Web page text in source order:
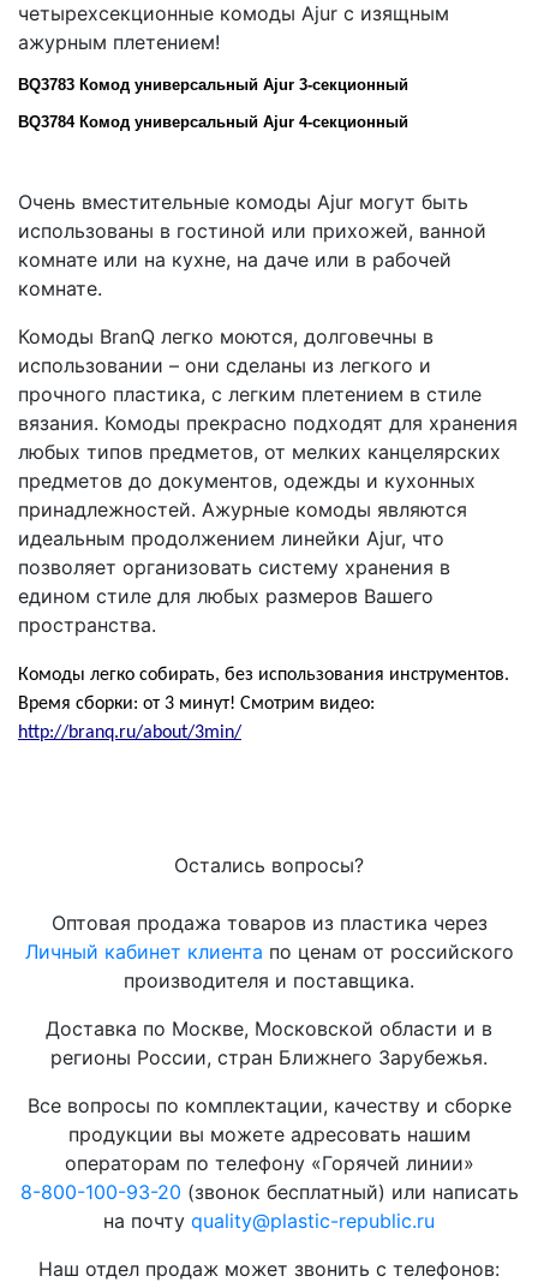
четырехсекционные комоды Ajur с изящным
ажурным плетением!
BQ3783 Комод универсальный Ajur 3-секционный
BQ3784 Комод универсальный Ajur 4-секционный
Очень вместительные комоды Ajur могут быть
использованы в гостиной или прихожей, ванной
комнате или на кухне, на даче или в рабочей
комнате.
Комоды BranQ легко моются, долговечны в
использовании – они сделаны из легкого и
прочного пластика, с легким плетением в стиле
вязания. Комоды прекрасно подходят для хранения
любых типов предметов, от мелких канцелярских
предметов до документов, одежды и кухонных
принадлежностей. Ажурные комоды являются
идеальным продолжением линейки Ajur, что
позволяет организовать систему хранения в
едином стиле для любых размеров Вашего
пространства.
Комоды легко собирать, без использования инструментов.
Время сборки: от 3 минут! Смотрим видео:
http://branq.ru/about/3min/
Остались вопросы?
Оптовая продажа товаров из пластика через
Личный кабинет клиента по ценам от российского
производителя и поставщика.
Доставка по Москве, Московской области и в
регионы России, стран Ближнего Зарубежья.
Все вопросы по комплектации, качеству и сборке
продукции вы можете адресовать нашим
операторам по телефону «Горячей линии»
8-800-100-93-20 (звонок бесплатный) или написать
на почту quality@plastic-republic.ru
Наш отдел продаж может звонить с телефонов: